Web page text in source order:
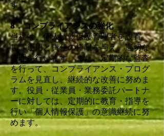
す。
8．コンプライアンスの強化
当社は、個人情報保護管理者を設置
し、運用と責任の権限を与え、適切な
管理を行います。また、定期的な監査
を行って、コンプライアンス・プログ
ラムを見直し、継続的な改善に努めま
す。役員・従業員・業務委託パートナ
ーに対しては、定期的に教育・指導を
行い「個人情報保護」の意識継続に努
めます。